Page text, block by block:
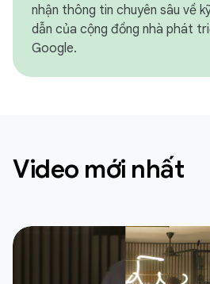
nhận thông tin chuyên sâu về
dẫn của cộng đồng nhà phát
Google.
Video mới nhất